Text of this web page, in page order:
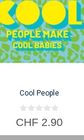
Cool People
0
v
CHF2.90